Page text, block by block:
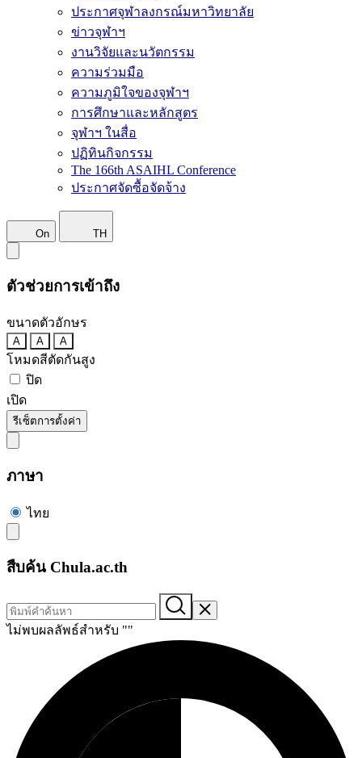
ประกาศจุฬาลงกรณ์มหาวิทยาลัย
ข่าวจุฬาฯ
งานวิจัยและนวัตกรรม
ความร่วมมือ
ความภูมิใจของจุฬาฯ
การศึกษาและหลักสูตร
จุฬาฯ ในสื่อ
ปฏิทินกิจกรรม
The 166th ASAIHL Conference
ประกาศจัดซื้อจัดจ้าง
On TH
ตัวช่วยการเข้าถึง
ขนาดตัวอักษร
A A A
โหมดสีตัดกันสูง
ปิด
เปิด
รีเซ็ตการตั้งค่า
ภาษา
ไทย
สืบค้น Chula.ac.th
ไม่พบผลลัพธ์สำหรับ ""